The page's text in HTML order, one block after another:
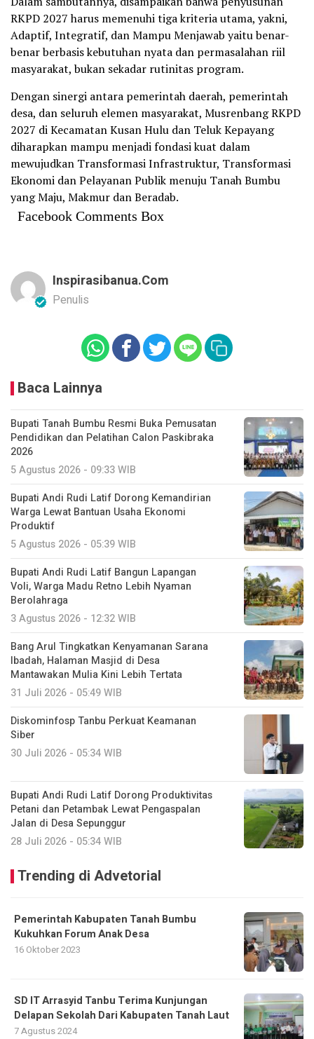
RKPD 2027 harus memenuhi tiga kriteria utama, yakni,
Adaptif, Integratif, dan Mampu Menjawab yaitu benar-
benar berbasis kebutuhan nyata dan permasalahan riil
masyarakat, bukan sekadar rutinitas program.
Dengan sinergi antara pemerintah daerah, pemerintah
desa, dan seluruh elemen masyarakat, Musrenbang RKPD
2027 di Kecamatan Kusan Hulu dan Teluk Kepayang
diharapkan mampu menjadi fondasi kuat dalam
mewujudkan Transformasi Infrastruktur, Transformasi
Ekonomi dan Pelayanan Publik menuju Tanah Bumbu
yang Maju, Makmur dan Beradab.
Facebook Comments Box
Inspirasibanua.com
Penulis
Baca Lainnya
Bupati Tanah Bumbu Resmi Buka Pemusatan
Pendidikan dan Pelatihan Calon Paskibraka
2026
5 Agustus 2026 - 09:33 WIB
Bupati Andi Rudi Latif Dorong Kemandirian
Warga Lewat Bantuan Usaha Ekonomi
Produktif
5 Agustus 2026 - 05:39 WIB
Bupati Andi Rudi Latif Bangun Lapangan
Voli, Warga Madu Retno Lebih Nyaman
Berolahraga
3 Agustus 2026 - 12:32 WIB
Bang Arul Tingkatkan Kenyamanan Sarana
Ibadah, Halaman Masjid di Desa
Mantawakan Mulia Kini Lebih Tertata
31 Juli 2026 - 05:49 WIB
Diskominfosp Tanbu Perkuat Keamanan
Siber
30 Juli 2026 - 05:34 WIB
Bupati Andi Rudi Latif Dorong Produktivitas
Petani dan Petambak Lewat Pengaspalan
Jalan di Desa Sepunggur
28 Juli 2026 - 05:34 WIB
Trending di Advetorial
Pemerintah Kabupaten Tanah Bumbu
Kukuhkan Forum Anak Desa
16 Oktober 2023
SD IT Arrasyid Tanbu Terima Kunjungan
Delapan Sekolah Dari Kabupaten Tanah Laut
7 Agustus 2024